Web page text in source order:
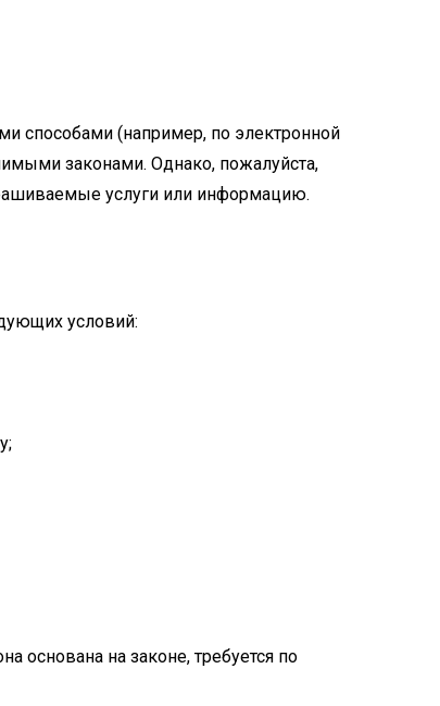
способами (например, по электронной
законами. Однако, пожалуйста,
услуги или информацию.
условий:
основана на законе, требуется по